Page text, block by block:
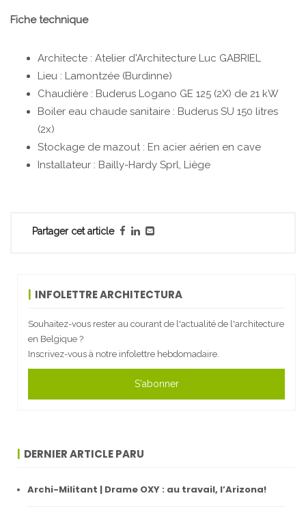
Fiche technique
Architecte : Atelier d'Architecture Luc GABRIEL
Lieu : Lamontzée (Burdinne)
Chaudière : Buderus Logano GE 125 (2X) de 21 kW
Boiler eau chaude sanitaire : Buderus SU 150 litres
(2x)
Stockage de mazout : En acier aérien en cave
Installateur : Bailly-Hardy Sprl, Liège
Partager cet article
INFOLETTRE ARCHITECTURA
Souhaitez-vous rester au courant de l'actualité de l'architecture
en Belgique ?
Inscrivez-vous à notre infolettre hebdomadaire.
S'abonner
DERNIER ARTICLE PARU
Archi-Militant | Drame OXY : au travail, l’Arizona!